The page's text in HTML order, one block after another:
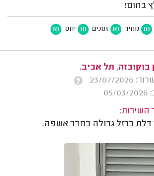
בחום!
10 מחיר 10 זמנים 10 יחס 10
בוקובזה, תל אביב.
23/07/2026
השירות:
דלת ברזל גדולה בחדר אשפה.